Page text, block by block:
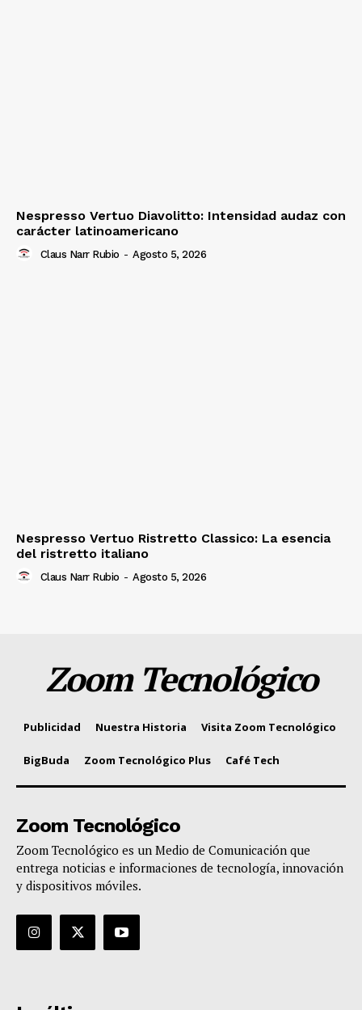
Nespresso Vertuo Diavolitto: Intensidad audaz con
carácter latinoamericano
Claus Narr Rubio - Agosto 5, 2026
Nespresso Vertuo Ristretto Classico: La esencia
del ristretto italiano
Claus Narr Rubio - Agosto 5, 2026
Zoom Tecnológico
Publicidad Nuestra Historia Visita Zoom Tecnológico
BigBuda Zoom Tecnológico Plus Café Tech
Zoom Tecnológico
Zoom Tecnológico es un Medio de Comunicación que
entrega noticias e informaciones de tecnología, innovación
y dispositivos móviles.